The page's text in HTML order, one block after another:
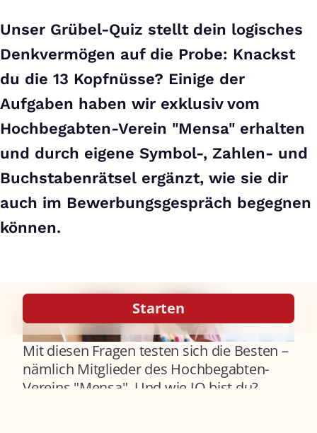
Unser Grübel-Quiz stellt dein logisches
Denkvermögen auf die Probe: Knackst
du die 13 Kopfnüsse? Einige der
Aufgaben haben wir exklusiv vom
Hochbegabten-Verein "Mensa" erhalten
und durch eigene Symbol-, Zahlen- und
Buchstabenrätsel ergänzt, wie sie dir
auch im Bewerbungsgespräch begegnen
können.